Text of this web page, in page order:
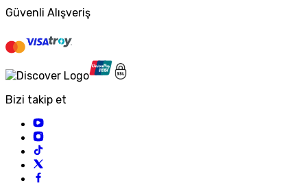
Güvenli Alışveriş
Bizi takip et